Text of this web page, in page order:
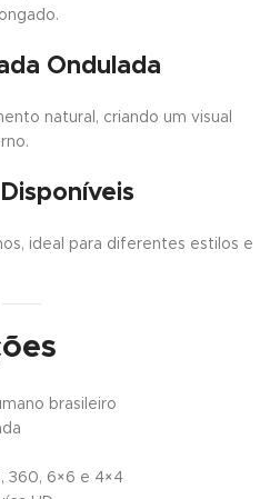
Ondulada
natural, criando um visual
ideal para diferentes estilos e
brasileiro
360, 6×6 e 4×4